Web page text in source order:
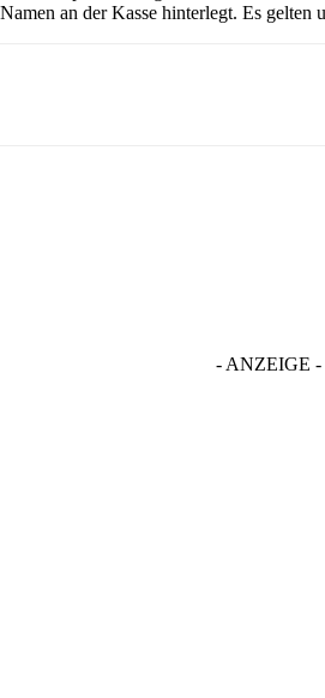
an der Kasse hinterlegt. Es gelten
- ANZEIGE -